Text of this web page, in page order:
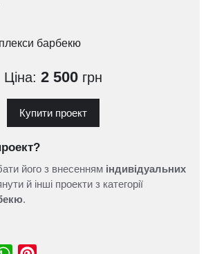
барбекю
Ціна: 2 500 грн
Купити проект
його з внесенням індивідуальних
й інші проекти з категорії
.